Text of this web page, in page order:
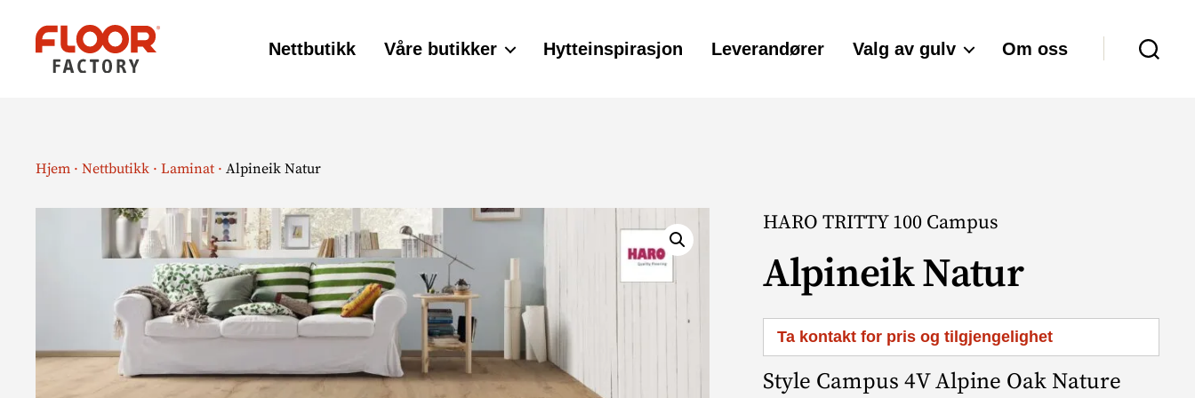
Nettbutikk Våre butikker Hytteinspirasjon Leverandører Valg av gulv Om oss
Hjem · Nettbutikk · Laminat · Alpineik Natur
HARO TRITTY 100 Campus
Alpineik Natur
Ta kontakt for pris og tilgjengelighet
Style Campus 4V Alpine Oak Nature